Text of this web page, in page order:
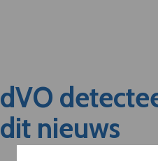
dVO
dit nieuws